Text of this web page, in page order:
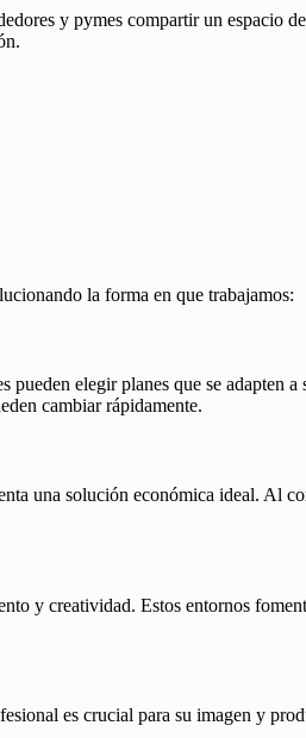
y pymes compartir un espacio
la forma en que trabajamos:
elegir planes que se adapten a
cambiar rápidamente.
una solución económica ideal. Al
y creatividad. Estos entornos
es crucial para su imagen y